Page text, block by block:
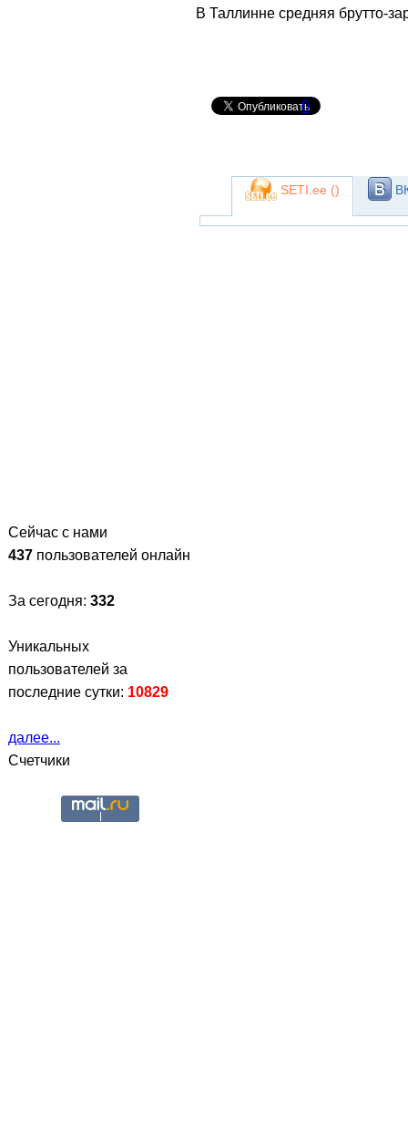
Сейчас с нами
437 пользователей онлайн
За сегодня: 332
Уникальных
пользователей за
последние сутки: 10829
далее...
Счетчики
В Таллинне средняя брутто-
0
SETI.ee ()